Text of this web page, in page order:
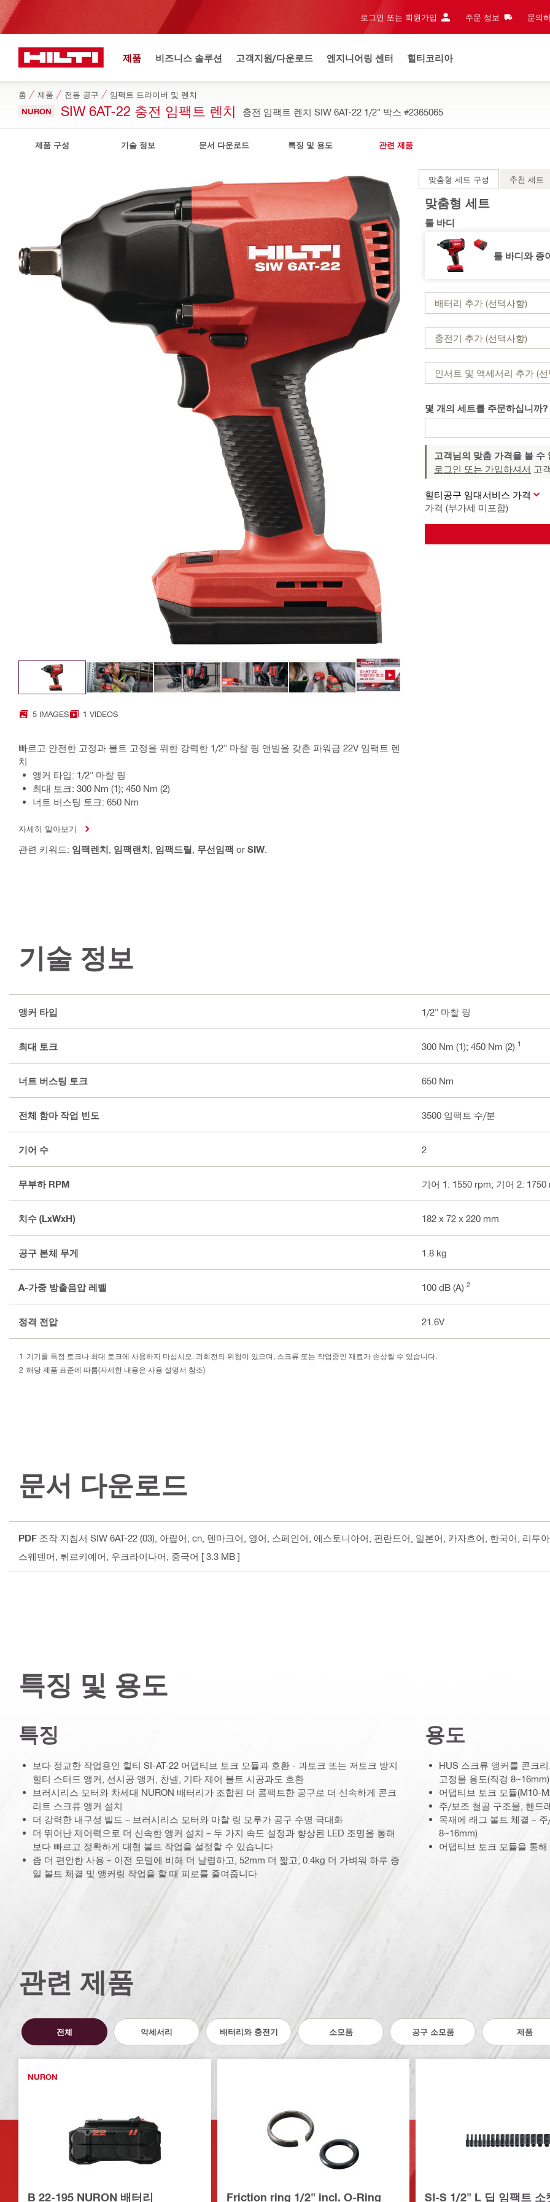
로그인 또는 회원가입 주문 정보 문의
제품 비즈니스 솔루션 고객지원/다운로드 엔지니어링 센터 힐티코리아
홈 제품 전동 공구 임팩트 드라이버 및 렌치
NURON SIW 6AT-22 충전 임팩트 렌치 충전 임팩트 렌치 SIW 6AT-22 1/2" 박스 #2365065
제품 구성 기술 정보 문서 다운로드 특징 및 용도 관련 제품
5 IMAGES 1 VIDEOS
빠르고 안전한 고정과 볼트 고정을 위한 강력한 1/2" 마찰 링 앤빌을 갖춘 파워급 22V 임팩트 렌
치
앵커 타입: 1/2" 마찰 링
최대 토크: 300 Nm (1); 450 Nm (2)
너트 버스팅 토크: 650 Nm
자세히 알아보기
관련 키워드: 임팩렌치 임팩랜치 임팩드릴 무선임팩 or SIW
맞춤형 세트 구성 추천 세트
맞춤형 세트
툴 바디
툴 바디와 종
배터리 추가 (선택사항)
충전기 추가 (선택사항)
인서트 및 액세서리 추가 (
몇 개의 세트를 주문하십니까?
고객님의 맞춤 가격을 볼 수
로그인 또는 가입하셔서 고
힐티공구 임대서비스 가격
가격 (부가세 미포함)
기술 정보
앵커 타입 1/2" 마찰 링
최대 토크 300 Nm (1); 450 Nm (2) 1
너트 버스팅 토크 650 Nm
전체 함마 작업 빈도 3500 임팩트 수/분
기어 수 2
무부하 RPM 기어 1: 1550 rpm; 기어 2: 1750
치수 (LxWxH) 182 x 72 x 220 mm
공구 본체 무게 1.8 kg
A-가중 방출음압 레벨 100 dB (A) 2
정격 전압 21.6V
기기를 특정 토크나 최대 토크에 사용하지 마십시오. 과회전의 위험이 있으며, 스크류 또는 작업중인 재료가 손상될 수 있습니다.
해당 제품 표준에 따름(자세한 내용은 사용 설명서 참조)
문서 다운로드
PDF 조작 지침서 SIW 6AT-22 (03) , 아랍어, cn, 덴마크어, 영어, 스페인어, 에스토니아어, 핀란드어, 일본어, 카자흐어, 한국어, 리
스웨덴어, 튀르키예어, 우크라이나어, 중국어 [ 3.3 MB ]
특징 및 용도
특징
보다 정교한 작업용인 힐티 SI-AT-22 어댑티브 토크 모듈과 호환 - 과토크 또는 저토크 방지
힐티 스터드 앵커, 선시공 앵커, 찬넬, 기타 제어 볼트 시공과도 호환
브러시리스 모터와 차세대 NURON 배터리가 조합된 더 콤팩트한 공구로 더 신속하게 콘크
리트 스크류 앵커 설치
더 강력한 내구성 빌드 – 브러시리스 모터와 마찰 링 모루가 공구 수명 극대화
더 뛰어난 제어력으로 더 신속한 앵커 설치 – 두 가지 속도 설정과 향상된 LED 조명을 통해
보다 빠르고 정확하게 대형 볼트 작업을 설정할 수 있습니다
좀 더 편안한 사용 – 이전 모델에 비해 더 날렵하고, 52mm 더 짧고, 0.4kg 더 가벼워 하루 종
일 볼트 체결 및 앵커링 작업을 할 때 피로를 줄여줍니다
용도
HUS 스크류 앵커를 콘크
고정물 용도(직경 8~16mm)
어댑티브 토크 모듈(M10-
주/보조 철골 구조물, 핸드
목재에 래그 볼트 체결 –
8~16mm)
어댑티브 토크 모듈을 통
관련 제품
전체 악세서리 배터리와 충전기 소모품 공구 소모품 제품
NURON
B 22-195 NURON 배터리 Friction ring 1/2" incl. O-Ring SI-S 1/2" L 딥 임팩트 소